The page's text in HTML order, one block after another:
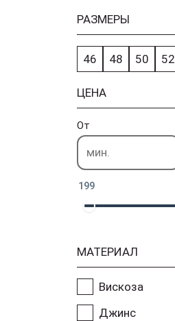
РАЗМЕРЫ
46 48 50 52
ЦЕНА
От
199
МАТЕРИАЛ
Вискоза
Джинс